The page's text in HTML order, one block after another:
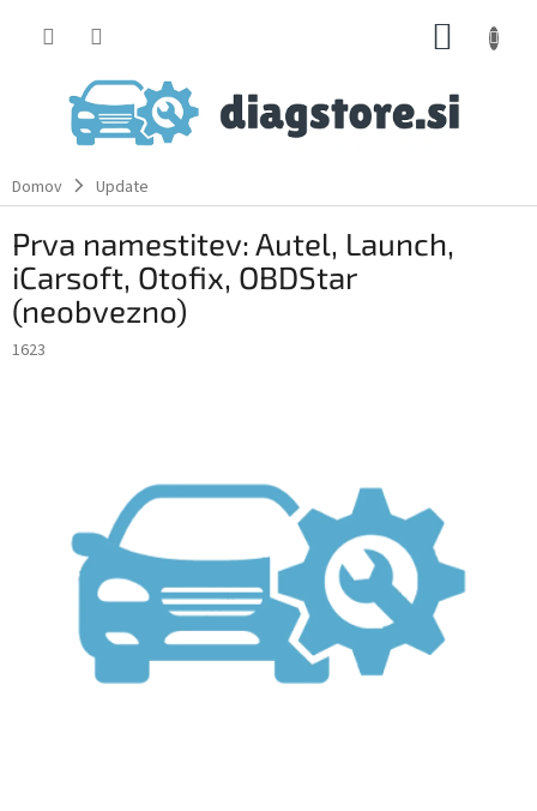
Domov Update
Prva namestitev: Autel, Launch,
iCarsoft, Otofix, OBDStar
(neobvezno)
1623